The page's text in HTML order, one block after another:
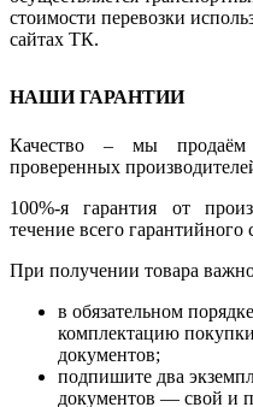
стоимости перевозки
сайтах ТК.
НАШИ ГАРАНТИИ
Качество – мы
проверенных
100%-я гарантия от
течение всего гарантийного
При получении товара
в обязательном
комплектацию
документов;
подпишите два
документов — свой и